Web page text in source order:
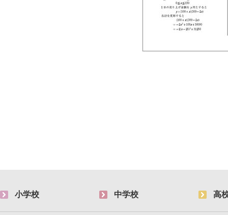
小学校 中学校 高